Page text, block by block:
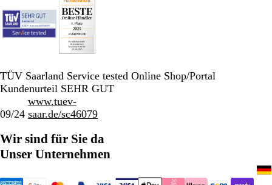
TÜV Saarland Service tested Online Shop/Portal
Kundenurteil SEHR GUT
09/24
www.tuev-
saar.de/sc46079
Wir sind für Sie da
Unser Unternehmen